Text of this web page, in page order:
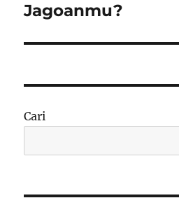
Jagoanmu?
Cari